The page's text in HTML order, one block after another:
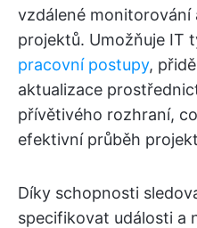
vzdálené monitorování
projektů. Umožňuje IT
pracovní postupy,
aktualizace
přívětivého rozhraní,
efektivní průběh
Díky schopnosti
specifikovat události a